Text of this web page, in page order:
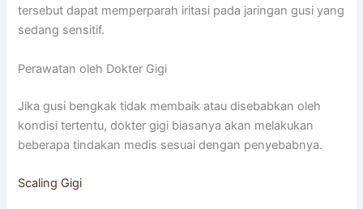
tersebut dapat memperparah iritasi pada jaringan gusi yang
sedang sensitif.
Perawatan oleh Dokter Gigi
Jika gusi bengkak tidak membaik atau disebabkan oleh
kondisi tertentu, dokter gigi biasanya akan melakukan
beberapa tindakan medis sesuai dengan penyebabnya.
Scaling Gigi